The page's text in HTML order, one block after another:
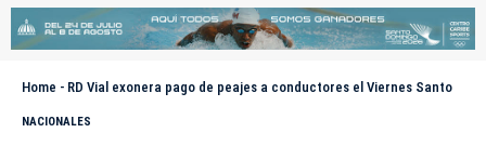
Home - RD Vial exonera pago de peajes a conductores el Viernes Santo
NACIONALES